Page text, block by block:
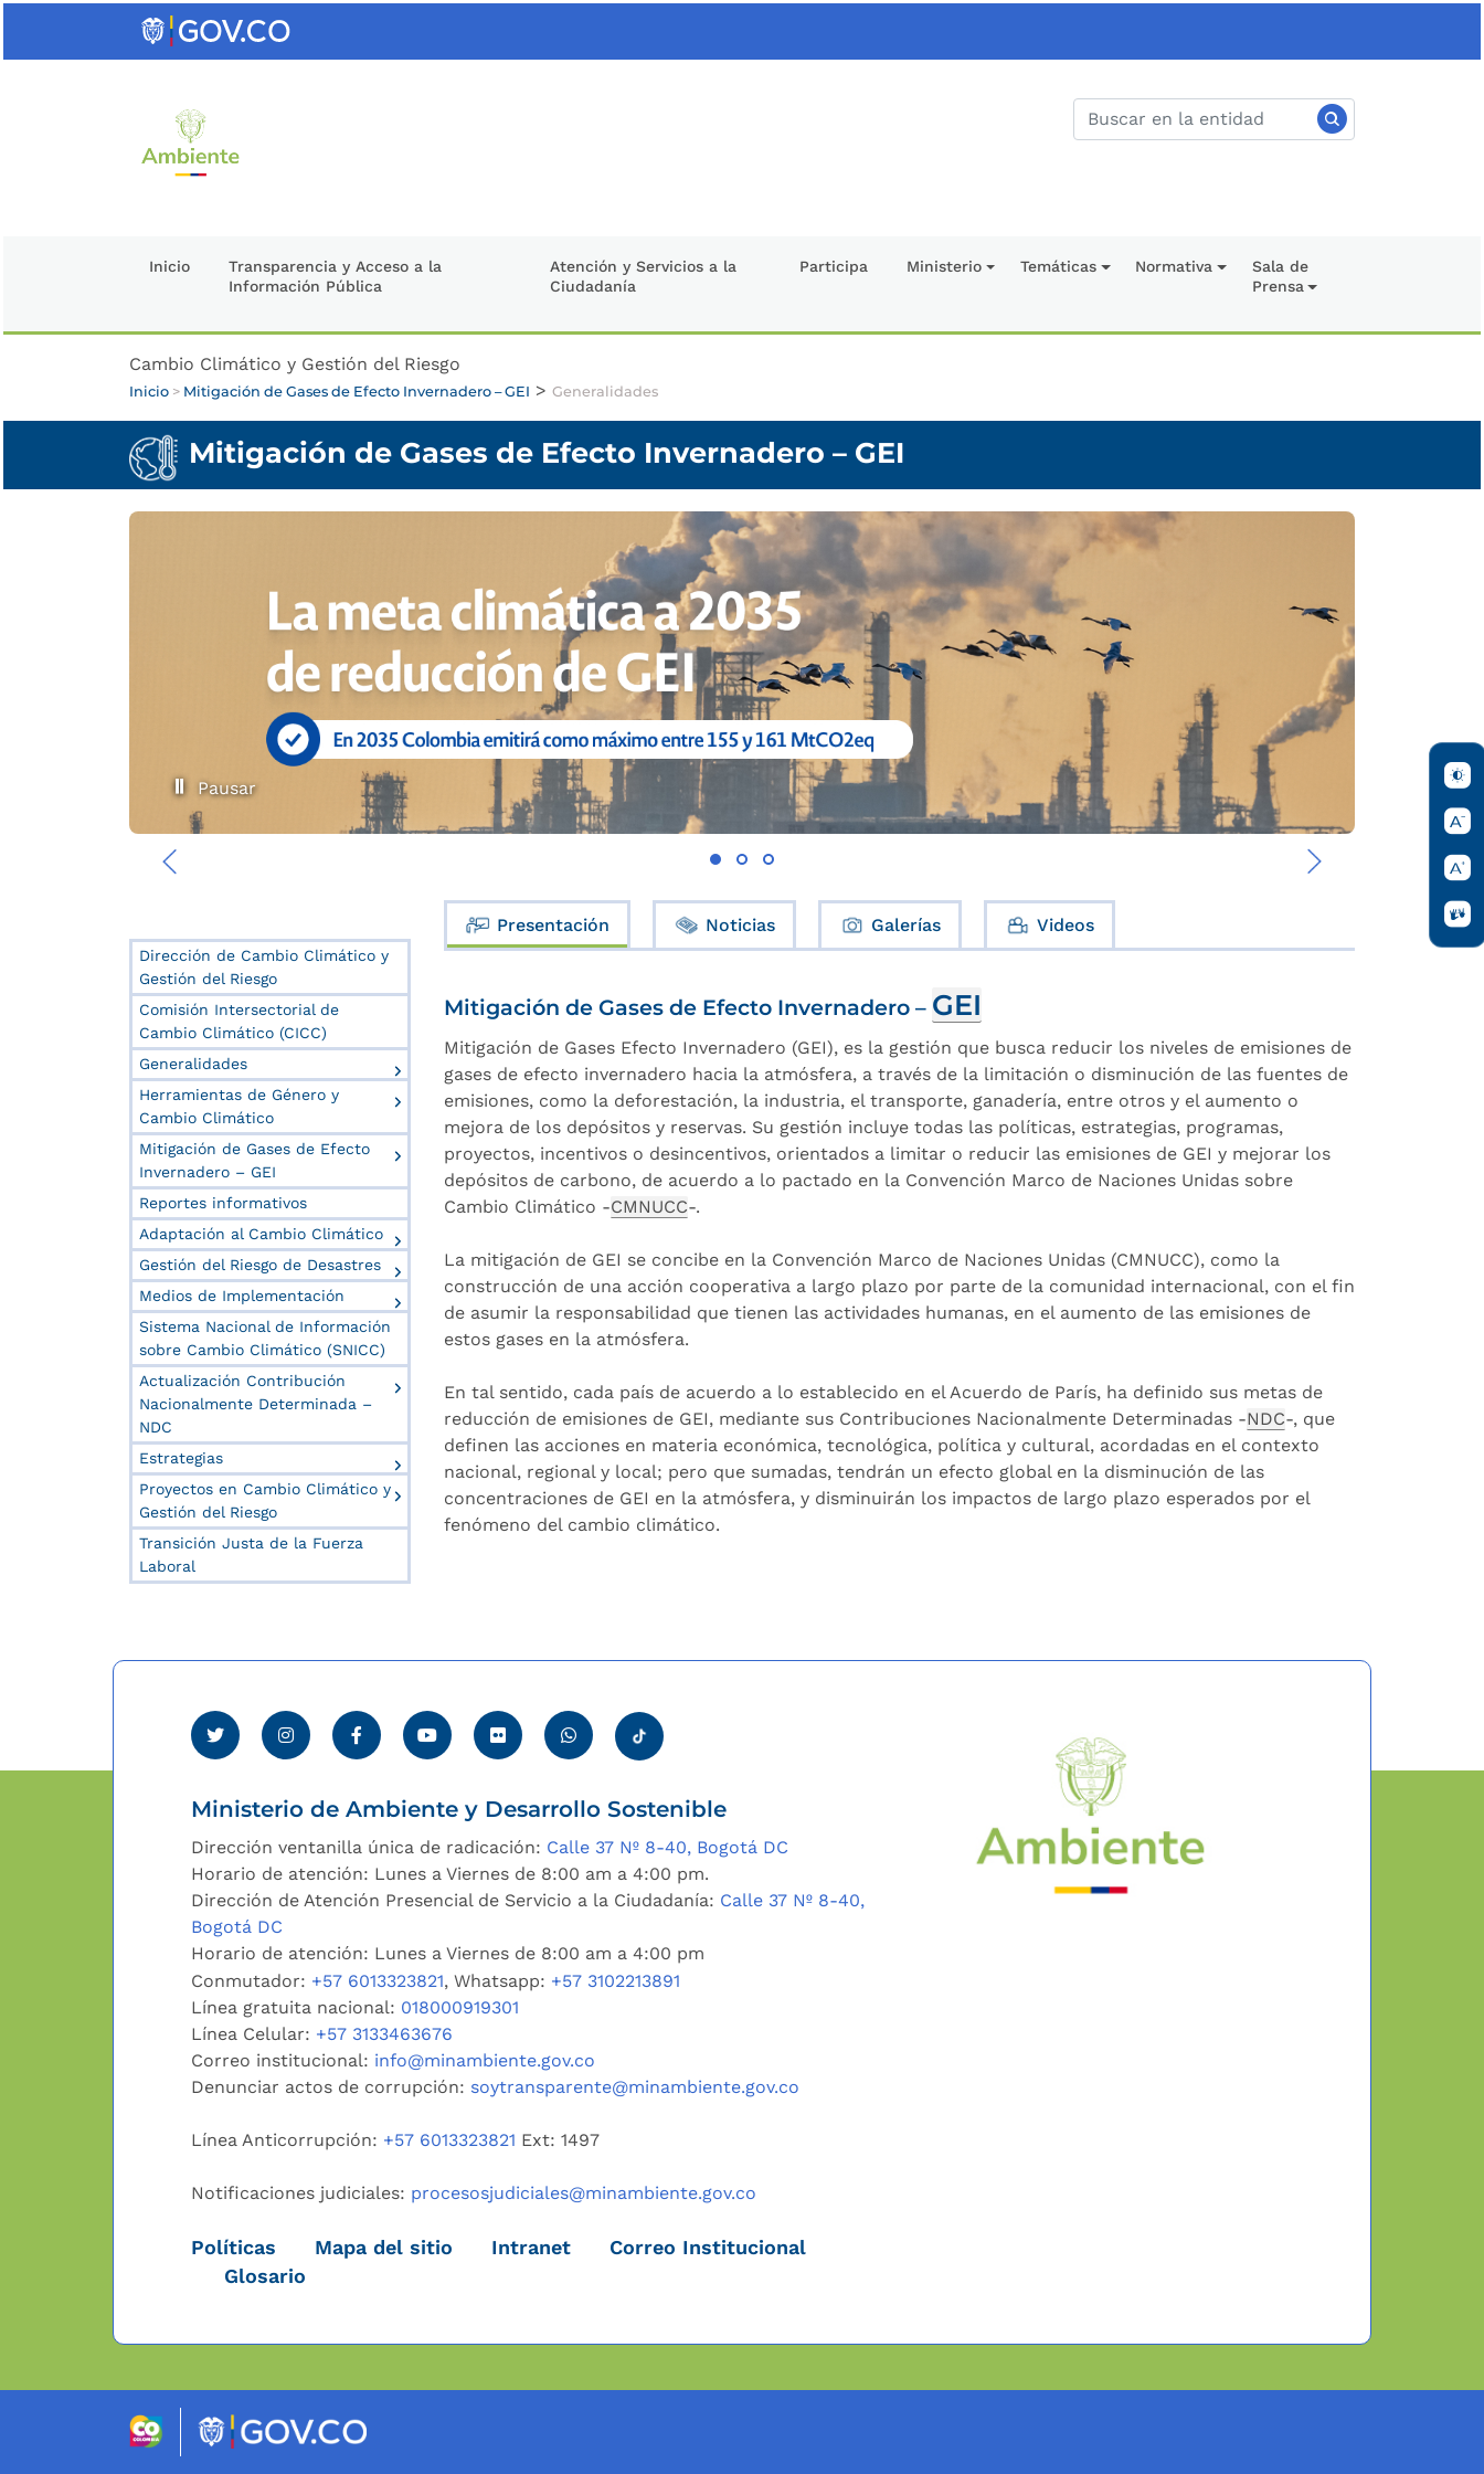
Inicio
Transparencia y Acceso a la
Información Pública
Atención y Servicios a la
Ciudadanía
Participa Ministerio Temáticas Normativa
Sala de
Prensa
Cambio Climático y Gestión del Riesgo
Inicio > Mitigación de Gases de Efecto Invernadero – GEI > Generalidades
Mitigación de Gases de Efecto Invernadero – GEI
‹ ›
Pausar
Dirección de Cambio Climático y
Gestión del Riesgo
Comisión Intersectorial de
Cambio Climático (CICC)
Generalidades
Herramientas de Género y
Cambio Climático
Mitigación de Gases de Efecto
Invernadero – GEI
Reportes informativos
Adaptación al Cambio Climático
Gestión del Riesgo de Desastres
Medios de Implementación
Sistema Nacional de Información
sobre Cambio Climático (SNICC)
Actualización Contribución
Nacionalmente Determinada –
NDC
Estrategias
Proyectos en Cambio Climático y
Gestión del Riesgo
Transición Justa de la Fuerza
Laboral
Presentación Noticias Galerías Videos
Mitigación de Gases de Efecto Invernadero – GEI
Mitigación de Gases Efecto Invernadero (GEI), es la gestión que busca reducir los niveles de emisiones de
gases de efecto invernadero hacia la atmósfera, a través de la limitación o disminución de las fuentes de
emisiones, como la deforestación, la industria, el transporte, ganadería, entre otros y el aumento o
mejora de los depósitos y reservas. Su gestión incluye todas las políticas, estrategias, programas,
proyectos, incentivos o desincentivos, orientados a limitar o reducir las emisiones de GEI y mejorar los
depósitos de carbono, de acuerdo a lo pactado en la Convención Marco de Naciones Unidas sobre
Cambio Climático -CMNUCC-.
La mitigación de GEI se concibe en la Convención Marco de Naciones Unidas (CMNUCC), como la
construcción de una acción cooperativa a largo plazo por parte de la comunidad internacional, con el fin
de asumir la responsabilidad que tienen las actividades humanas, en el aumento de las emisiones de
estos gases en la atmósfera.
En tal sentido, cada país de acuerdo a lo establecido en el Acuerdo de París, ha definido sus metas de
reducción de emisiones de GEI, mediante sus Contribuciones Nacionalmente Determinadas -NDC-, que
definen las acciones en materia económica, tecnológica, política y cultural, acordadas en el contexto
nacional, regional y local; pero que sumadas, tendrán un efecto global en la disminución de las
concentraciones de GEI en la atmósfera, y disminuirán los impactos de largo plazo esperados por el
fenómeno del cambio climático.
Ministerio de Ambiente y Desarrollo Sostenible
Dirección ventanilla única de radicación: Calle 37 Nº 8-40, Bogotá DC
Horario de atención: Lunes a Viernes de 8:00 am a 4:00 pm.
Dirección de Atención Presencial de Servicio a la Ciudadanía: Calle 37 Nº 8-40,
Bogotá DC
Horario de atención: Lunes a Viernes de 8:00 am a 4:00 pm
Conmutador: +57 6013323821, Whatsapp: +57 3102213891
Línea gratuita nacional: 018000919301
Línea Celular: +57 3133463676
Correo institucional: info@minambiente.gov.co
Denunciar actos de corrupción: soytransparente@minambiente.gov.co
Línea Anticorrupción: +57 6013323821 Ext: 1497
Notificaciones judiciales: procesosjudiciales@minambiente.gov.co
Políticas Mapa del sitio Intranet
Correo Institucional
Glosario